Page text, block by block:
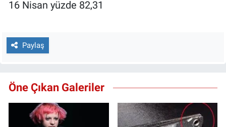
16 Nisan yüzde 82,31
Paylaş
Öne Çıkan Galeriler